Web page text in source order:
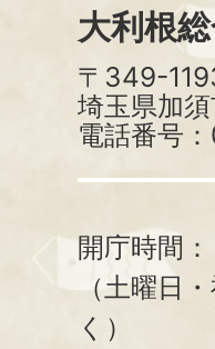
大利根
〒349-
埼玉県加
電話番号
開庁時間：
（土曜日
く）